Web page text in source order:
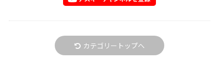
カテゴリートップへ